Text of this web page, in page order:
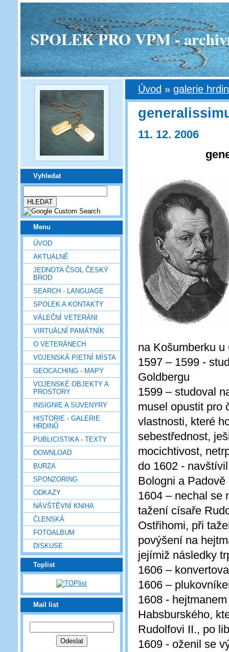
SPOLEK PRO VPM -
Vyhledat
Menu
ÚVOD
AKTUÁLNĚ
JEDNOTA ČSOL ČESKÝ
BROD
SEARCH - LANGUAGE
SPOLEK A KONTAKTY
VÁLEČNÍ VETERÁNI
VIRTUÁLNÍ PAMÁTNÍK
O VETERÁNECH
VOJENSKÁ PIETNÍ MÍSTA
GEOCACHING - MAPY
VOJENSKÉ OBJEKTY A
PROSTORY
INSIGNIE A SUVENYRY
HISTORIE - GALERIE
HRDINŮ
PUBLICISTIKA - TEXTY
DOWNLOAD
BURZA
SPONZORING
ODKAZY
NÁVŠTĚVNÍ KNIHA
ČLENSKÁ
FOTOALBUM
DISKUSE
Toplist
Mail list
Úvod » galerie
11. 12. 2006
na Košumberku u
1597 – 1599 -
Goldbergu
1599 – studoval
musel opustit pro
vlastnosti, které
sebestřednost,
mocichtivost,
do 1602 -
Bologni a
1604 – nechal se
tažení císaře
Ostřihomi, při
povýšení na
jejímiž následky
1606 –
1606 –
1608 -
Habsburského,
Rudolfovi II., po
1609 - oženil se